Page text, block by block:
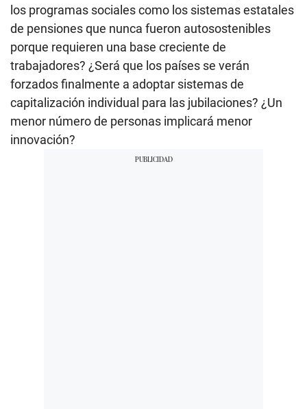
los programas sociales como los sistemas estatales
de pensiones que nunca fueron autosostenibles
porque requieren una base creciente de
trabajadores? ¿Será que los países se verán
forzados finalmente a adoptar sistemas de
capitalización individual para las jubilaciones? ¿Un
menor número de personas implicará menor
innovación?